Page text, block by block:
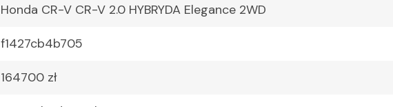
Honda CR-V CR-V 2.0 HYBRYDA Elegance 2WD
f1427cb4b705
164700 zł